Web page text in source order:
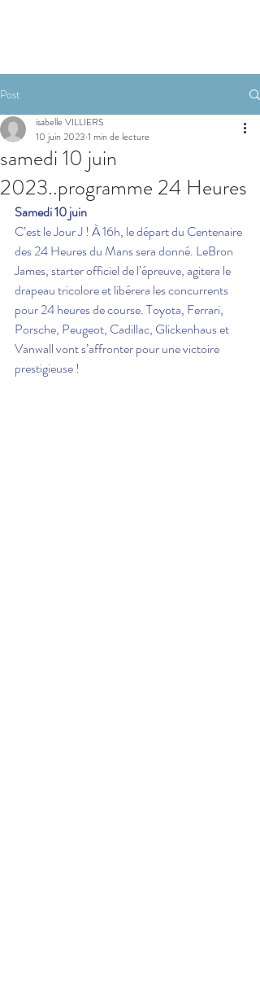
Post
samedi 10 juin
2023..programme 24 Heures
isabelle VILLIERS
10 juin 2023 1 min de lecture
Samedi 10 juin
C’est le Jour J ! À 16h, le départ du Centenaire
des 24 Heures du Mans sera donné. LeBron
James, starter officiel de l’épreuve, agitera le
drapeau tricolore et libérera les concurrents
pour 24 heures de course. Toyota, Ferrari,
Porsche, Peugeot, Cadillac, Glickenhaus et
Vanwall vont s’affronter pour une victoire
prestigieuse !